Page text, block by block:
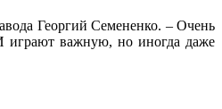
Георгий Семененко. – Очень
играют важную, но иногда даже